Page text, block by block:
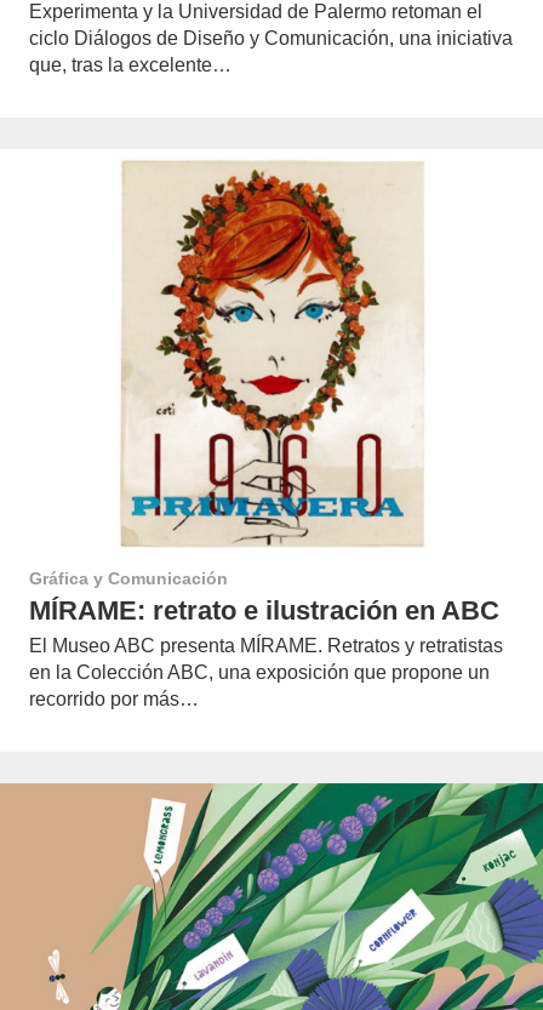
Experimenta y la Universidad de Palermo retoman el
ciclo Diálogos de Diseño y Comunicación, una iniciativa
que, tras la excelente…
Gráfica y Comunicación
MÍRAME: retrato e ilustración en ABC
El Museo ABC presenta MÍRAME. Retratos y retratistas
en la Colección ABC, una exposición que propone un
recorrido por más…